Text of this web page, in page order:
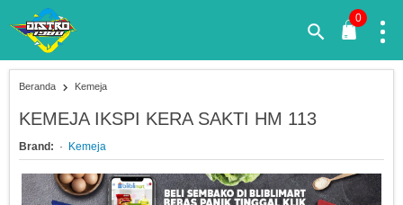
0
Beranda Kemeja
KEMEJA IKSPI KERA SAKTI HM 113
Brand: Kemeja